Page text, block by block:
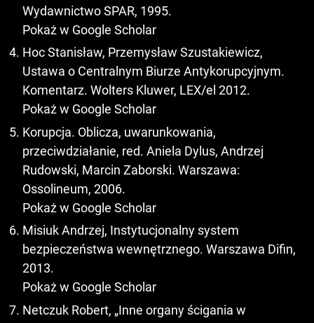
Wydawnictwo SPAR, 1995.
Pokaż w Google Scholar
Hoc Stanisław, Przemysław Szustakiewicz,
Ustawa o Centralnym Biurze Antykorupcyjnym.
Komentarz. Wolters Kluwer, LEX/el 2012.
Pokaż w Google Scholar
Korupcja. Oblicza, uwarunkowania,
przeciwdziałanie, red. Aniela Dylus, Andrzej
Rudowski, Marcin Zaborski. Warszawa:
Ossolineum, 2006.
Pokaż w Google Scholar
Misiuk Andrzej, Instytucjonalny system
bezpieczeństwa wewnętrznego. Warszawa Difin,
2013.
Pokaż w Google Scholar
Netczuk Robert, „Inne organy ścigania w